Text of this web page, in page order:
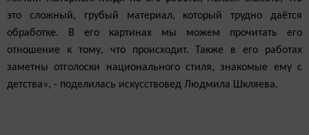
это сложный, грубый ма­териал, который трудно даётся
обработке. В его кар­тинах мы можем прочитать его
отношение к тому, что происходит. Также в его работах
заметны отголоски национального стиля, знакомые ему с
детства», - по­делилась искусствовед Людмила Шкляева.